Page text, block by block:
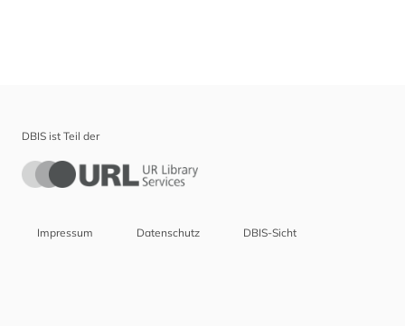
DBIS ist Teil der
Impressum Datenschutz DBIS-Sicht